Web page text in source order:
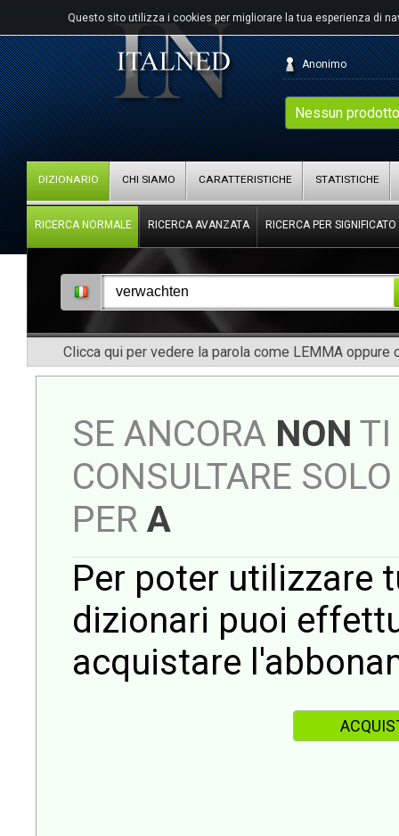
Questo sito utilizza i cookies per migliorare la tua esperienza di
Nessun
Anonimo
DIZIONARIO CHI SIAMO CARATTERISTICHE STATISTICHE
RICERCA NORMALE RICERCA AVANZATA RICERCA PER SIGNIFICATO
Clicca qui per vedere la parola come LEMMA oppure
SE ANCORA NON TI
CONSULTARE
PER A
Per poter utilizzare
dizionari puoi
acquistare